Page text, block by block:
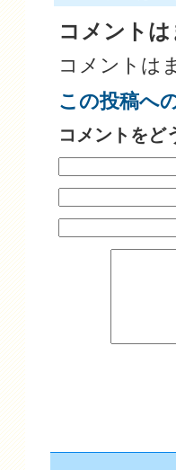
コメント
コメントは
この投稿へ
コメントをど